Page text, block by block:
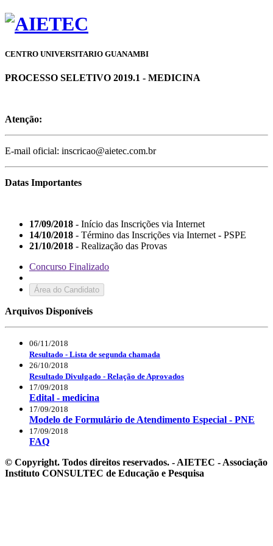
CENTRO UNIVERSITARIO GUANAMBI
PROCESSO SELETIVO 2019.1 - MEDICINA
Atenção:
E-mail oficial: inscricao@aietec.com.br
Datas Importantes
17/09/2018 - Início das Inscrições via Internet
14/10/2018 - Término das Inscrições via Internet - PSPE
21/10/2018 - Realização das Provas
Concurso Finalizado
Área do Candidato
Arquivos Disponíveis
06/11/2018
Resultado - Lista de segunda chamada
26/10/2018
Resultado Divulgado - Relação de Aprovados
17/09/2018
Edital - medicina
17/09/2018
Modelo de Formulário de Atendimento Especial - PNE
17/09/2018
FAQ
© Copyright. Todos direitos reservados. - AIETEC - Associação
Instituto CONSULTEC de Educação e Pesquisa